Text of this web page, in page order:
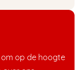
op de hoogte